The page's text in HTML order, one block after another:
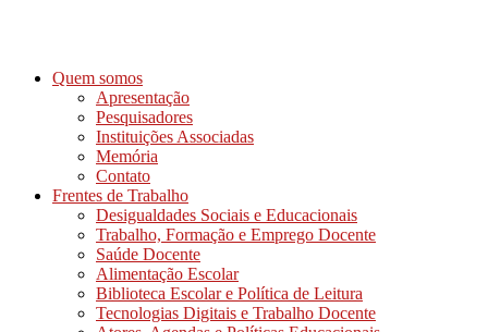
Quem somos
Apresentação
Pesquisadores
Instituições Associadas
Memória
Contato
Frentes de Trabalho
Desigualdades Sociais e Educacionais
Trabalho, Formação e Emprego Docente
Saúde Docente
Alimentação Escolar
Biblioteca Escolar e Política de Leitura
Tecnologias Digitais e Trabalho Docente